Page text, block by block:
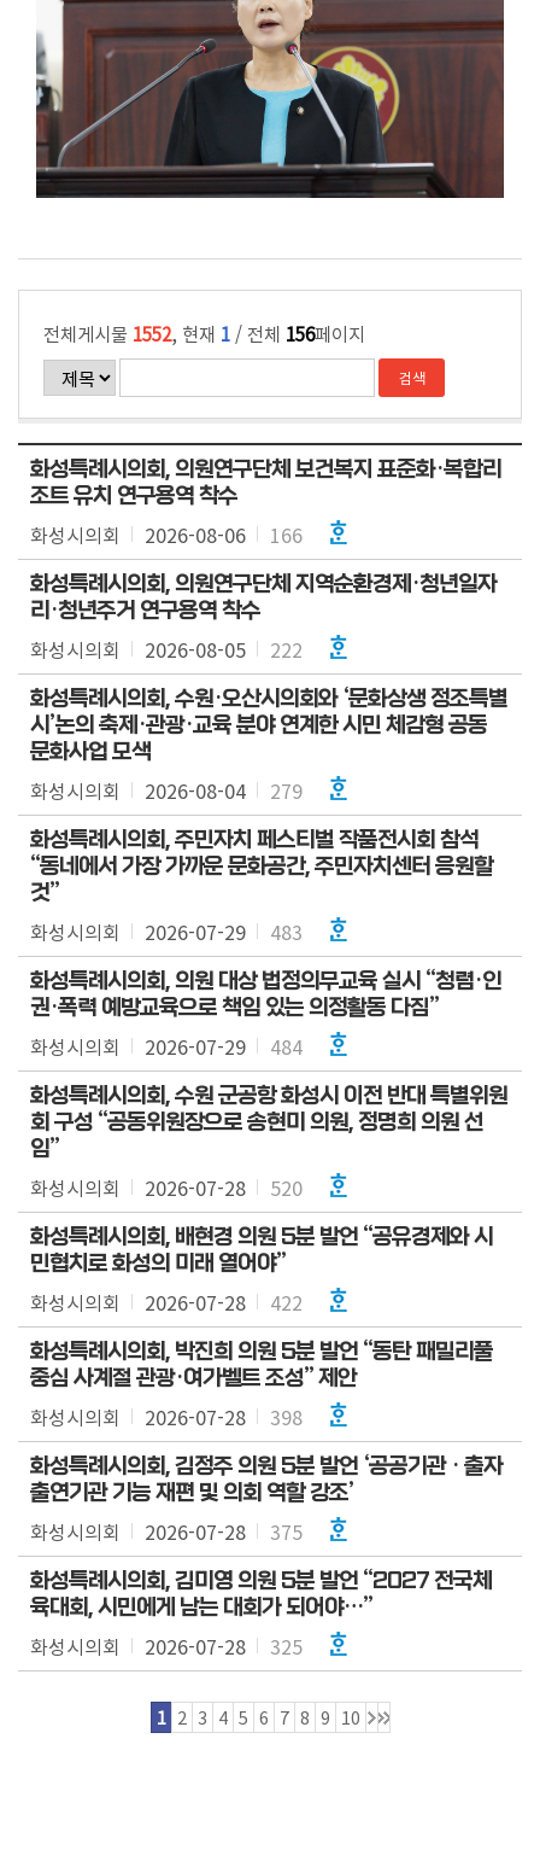
전체게시물 1552, 현재 1 / 전체 156페이지
화성특례시의회, 의원연구단체 보건복지 표준화·복합리
조트 유치 연구용역 착수
화성시의회 2026-08-06 166
화성특례시의회, 의원연구단체 지역순환경제·청년일자
리·청년주거 연구용역 착수
화성시의회 2026-08-05 222
화성특례시의회, 수원·오산시의회와 ‘문화상생 정조특별
시’논의 축제·관광·교육 분야 연계한 시민 체감형 공동
문화사업 모색
화성시의회 2026-08-04 279
화성특례시의회, 주민자치 페스티벌 작품전시회 참석
“동네에서 가장 가까운 문화공간, 주민자치센터 응원할
것”
화성시의회 2026-07-29 483
화성특례시의회, 의원 대상 법정의무교육 실시 “청렴·인
권·폭력 예방교육으로 책임 있는 의정활동 다짐”
화성시의회 2026-07-29 484
화성특례시의회, 수원 군공항 화성시 이전 반대 특별위원
회 구성 “공동위원장으로 송현미 의원, 정명희 의원 선
임”
화성시의회 2026-07-28 520
화성특례시의회, 배현경 의원 5분 발언 “공유경제와 시
민협치로 화성의 미래 열어야”
화성시의회 2026-07-28 422
화성특례시의회, 박진희 의원 5분 발언 “동탄 패밀리풀
중심 사계절 관광·여가벨트 조성” 제안
화성시의회 2026-07-28 398
화성특례시의회, 김정주 의원 5분 발언 ‘공공기관 · 출자
출연기관 기능 재편 및 의회 역할 강조’
화성시의회 2026-07-28 375
화성특례시의회, 김미영 의원 5분 발언 “2027 전국체
육대회, 시민에게 남는 대회가 되어야…”
화성시의회 2026-07-28 325
1 2 3 4 5 6 7 8 9 10